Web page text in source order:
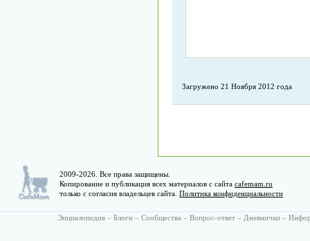
Загружено 21 Ноября 2012 года
2009-2026. Все права защищены.
Копирование и публикация всех материалов с сайта cafemam.ru
только с согласия владельцев сайта. Политика конфиденциальности
Энциклопедия – Блоги – Сообщества – Вопрос-ответ – Дневнички –